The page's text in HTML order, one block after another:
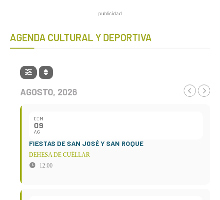
publicidad
AGENDA CULTURAL Y DEPORTIVA
AGOSTO, 2026
DOM
09
AG
FIESTAS DE SAN JOSÉ Y SAN ROQUE
DEHESA DE CUÉLLAR
12:00